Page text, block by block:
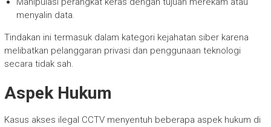
menyalin data.
Tindakan ini termasuk dalam kategori kejahatan siber karena
melibatkan pelanggaran privasi dan penggunaan teknologi
secara tidak sah.
Aspek Hukum
Kasus akses ilegal CCTV menyentuh beberapa aspek hukum di